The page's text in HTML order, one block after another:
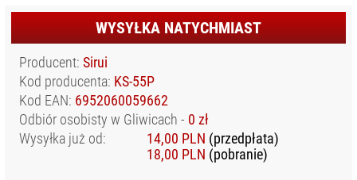
WYSYŁKA NATYCHMIAST
Producent: Sirui
Kod producenta: KS-55P
Kod EAN: 6952060059662
Odbiór osobisty w Gliwicach - 0 zł
Wysyłka już od:
14,00 PLN (przedpłata)
18,00 PLN (pobranie)
OBIEKTYWY
FILMOWE
OBIEKTYWY
KINEMATOGRAFICZNE
ODZIEŻ
FOTOGRAFA I
FILMOWCA